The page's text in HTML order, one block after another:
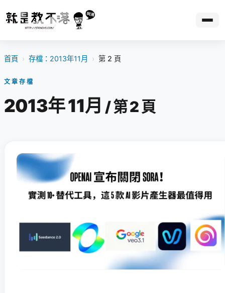
首頁 › 存檔：2013年11月 › 第 2 頁
文章存檔
2013年 11月 / 第 2 頁